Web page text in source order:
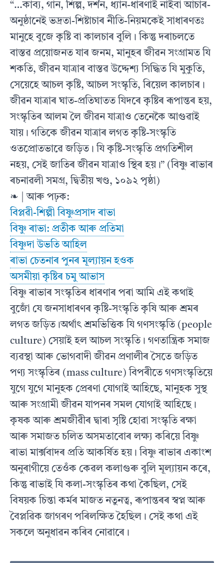
“…কাব্য, গান, শিল্প, দৰ্শন, ধ্যান-ধাৰণাই নাইবা আচাৰ-
অনুষ্ঠানেই ভদ্ৰতা-শিষ্টাচাৰ নীতি-নিয়মকেই সাধাৰণতঃ
মানুহে বুজে কৃষ্টি বা কালচাৰ বুলি। কিন্তু দৰাচলতে
বাস্তৱ প্ৰয়োজনত যাৰ জনম, মানুহৰ জীৱন সংগ্ৰামত যি
শকতি, জীৱন যাত্ৰাৰ বাস্তৱ উদ্দেশ্য সিদ্ধিত যি মুকুতি,
সেয়েহে আচল কৃষ্টি, আচল সংস্কৃতি, ৰিয়েল কালচাৰ।
জীৱন যাত্ৰাৰ ঘাত-প্ৰতিঘাতত যিদৰে কৃষ্টিৰ ৰূপান্তৰ হয়,
সংস্কৃতিৰ আলম লৈ জীৱন যাত্ৰাও তেনেকৈ আগুৱাই
যায়। গতিকে জীৱন যাত্ৰাৰ লগত কৃষ্টি-সংস্কৃতি
ওতপ্ৰোতভাৱে জড়িত। যি কৃষ্টি-সংস্কৃতি প্ৰগতিশীল
নহয়, সেই জাতিৰ জীৱন যাত্ৰাও স্থিৰ হয়।” (বিষ্ণু ৰাভাৰ
ৰচনাৱলী সমগ্ৰ, দ্বিতীয় খণ্ড, ১০৯২ পৃষ্ঠা)
❧ | আৰু পঢ়ক:
বিপ্লৱী-শিল্পী বিষ্ণুপ্ৰসাদ ৰাভা
বিষ্ণু ৰাভা: প্রতীক আৰু প্ৰতিমা
বিষ্ণুদা উভতি আহিল
ৰাভা চেতনাৰ পুনৰ মূল্যায়ন হওক
অসমীয়া কৃষ্টিৰ চমু আভাস
বিষ্ণু ৰাভাৰ সংস্কৃতিৰ ধাৰণাৰ পৰা আমি এই কথাই
বুজোঁ যে জনসাধাৰণৰ কৃষ্টি-সংস্কৃতি কৃষি আৰু শ্ৰমৰ
লগত জড়িত।অৰ্থাৎ শ্ৰমভিত্তিক যি গণসংস্কৃতি (people
culture) সেয়াই হল আচল সংস্কৃতি। গণতান্ত্ৰিক সমাজ
ব্যৱস্থা আৰু ভোগবাদী জীৱন প্ৰণালীৰ সৈতে জড়িত
পণ্য সংস্কৃতিৰ (mass culture) বিপৰীতে গণসংস্কৃতিয়ে
যুগে যুগে মানুহক প্ৰেৰণা যোগাই আহিছে, মানুহক সুস্থ
আৰু সংগ্ৰামী জীৱন যাপনৰ সমল যোগাই আহিছে।
কৃষক আৰু শ্ৰমজীৱীৰ দ্বাৰা সৃষ্টি হোৱা সংস্কৃতি ৰক্ষা
আৰু সমাজত চলিত অসমতাবোৰ লক্ষ্য কৰিয়ে বিষ্ণু
ৰাভা মাৰ্ক্সবাদৰ প্ৰতি আকৰ্ষিত হয়। বিষ্ণু ৰাভাৰ একাংশ
অনুৰাগীয়ে তেওঁক কেৱল কলাগুৰু বুলি মূল্যায়ন কৰে,
কিন্তু ৰাভাই যি কলা-সংস্কৃতিৰ কথা কৈছিল, সেই
বিষয়ক চিন্তা কৰ্মৰ মাজত নতুনত্ব, ৰূপান্তৰৰ স্বপ্ন আৰু
বৈপ্লৱিক জাগৰণ পৰিলক্ষিত হৈছিল। সেই কথা এই
সকলে অনুধাৱন কৰিব নোৱাৰে।